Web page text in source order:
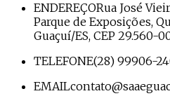
ENDEREÇORua José
Parque de Exposições,
Guaçuí/ES, CEP 29.560-
TELEFONE(28) 99906-
EMAIL